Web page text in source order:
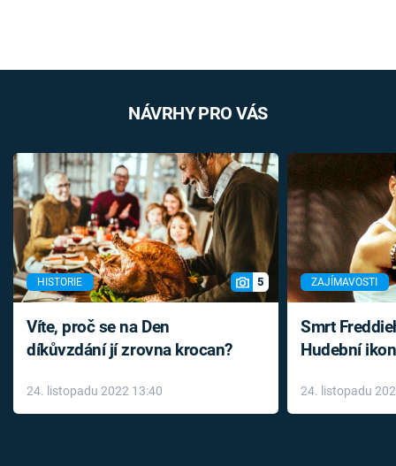
NÁVRHY PRO VÁS
HISTORIE 5
Víte, proč se na Den
díkůvzdání jí zrovna krocan?
24. listopadu 2022 13:40
ZAJÍMAVOSTI
Smrt
Hudební
léky
24. listopadu